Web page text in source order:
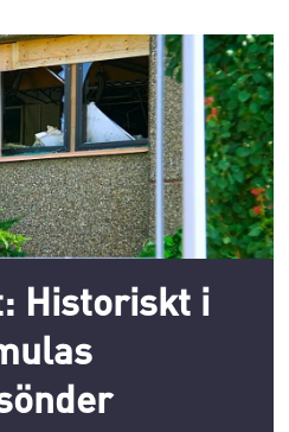
Historiskt i